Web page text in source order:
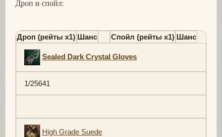
Дроп и спойл:
Дроп (рейты х1) Шанс Спойл (рейты х1) Шанс
Sealed Dark Crystal Gloves
1/25641
High Grade Suede